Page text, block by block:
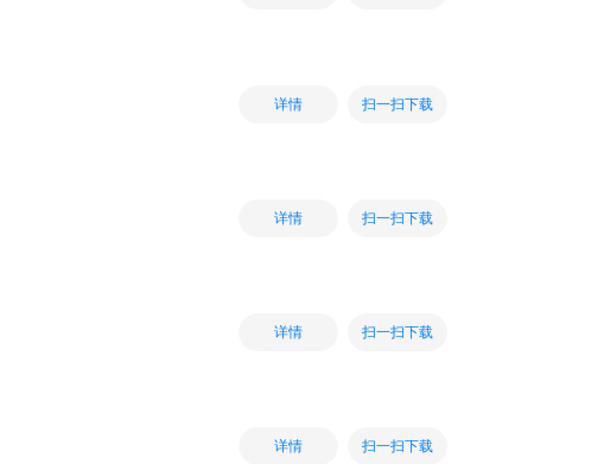
详情 扫一扫下载
详情 扫一扫下载
详情 扫一扫下载
详情 扫一扫下载